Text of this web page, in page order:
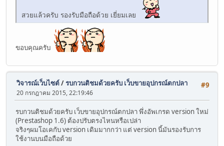
สวยแล้วครับ รองรับมือถือด้วย เยี่ยมเลย
ขอบคุณครับ
#9
วิจารณ์เว็บไซต์/รบกวนติชมด้วยครับ เว็บขายอุปกรณ์ตกปลา
20 กรกฎาคม 2015, 22:19:46
รบกวนติชมด้วยครับ เว็บขายอุปกรณ์ตกปลา พึ่งอัพเกรด version ใหม่
(Prestashop 1.6) ต้องปรับตรงไหนหรือเปล่า
จริงๆผมโอเคกับ version เดิมมากกว่า แต่ version นี้มันรองรับการ
ใช้งานบนมือถือด้วย